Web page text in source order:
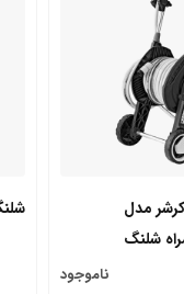
مدل
ناموجود